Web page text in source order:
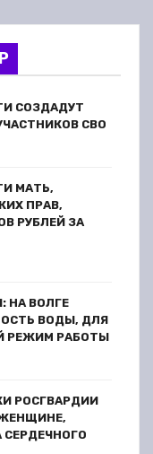
СОЗДАДУТ
СВО
МАТЬ,
ПРАВ,
РУБЛЕЙ ЗА
НА ВОЛГЕ
ВОДЫ, ДЛЯ
РЕЖИМ РАБОТЫ
РОСГВАРДИИ